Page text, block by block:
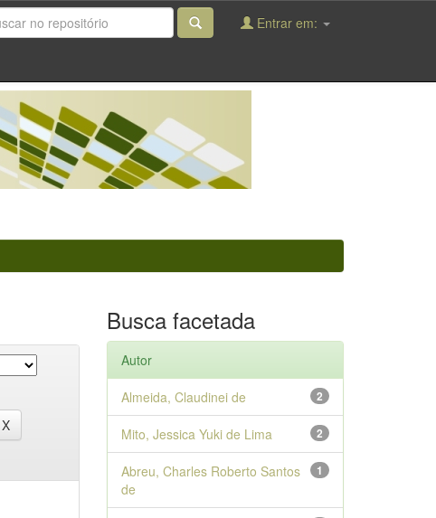
Entrar em:
Busca facetada
Autor
2
Almeida, Claudinei de
2
Mito, Jessica Yuki de Lima
1
Abreu, Charles Roberto Santos
de